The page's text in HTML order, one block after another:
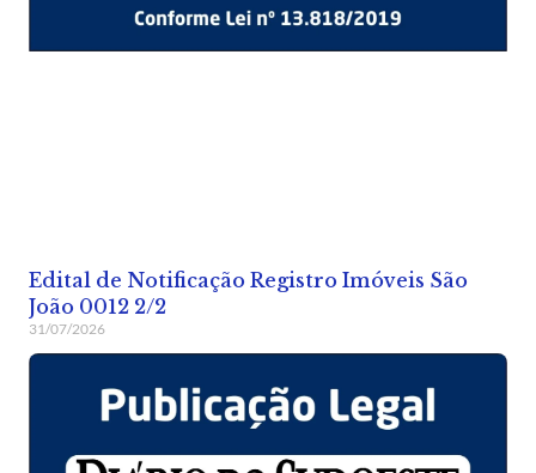
Edital de Notificação Registro Imóveis São
João 0012 2/2
31/07/2026